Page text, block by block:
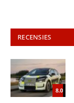
RECENSIES
8.0